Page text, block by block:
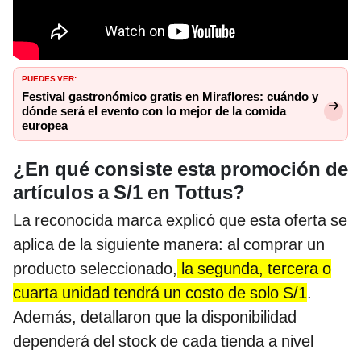
PUEDES VER:
Festival gastronómico gratis en Miraflores: cuándo y
dónde será el evento con lo mejor de la comida
europea
¿En qué consiste esta promoción de
artículos a S/1 en Tottus?
La reconocida marca explicó que esta oferta se
aplica de la siguiente manera: al comprar un
producto seleccionado, la segunda, tercera o
cuarta unidad tendrá un costo de solo S/1.
Además, detallaron que la disponibilidad
dependerá del stock de cada tienda a nivel